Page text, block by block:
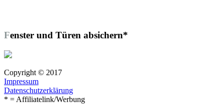
Fenster und Türen absichern*
Copyright © 2017
Impressum
Datenschutzerklärung
* = Affiliatelink/Werbung